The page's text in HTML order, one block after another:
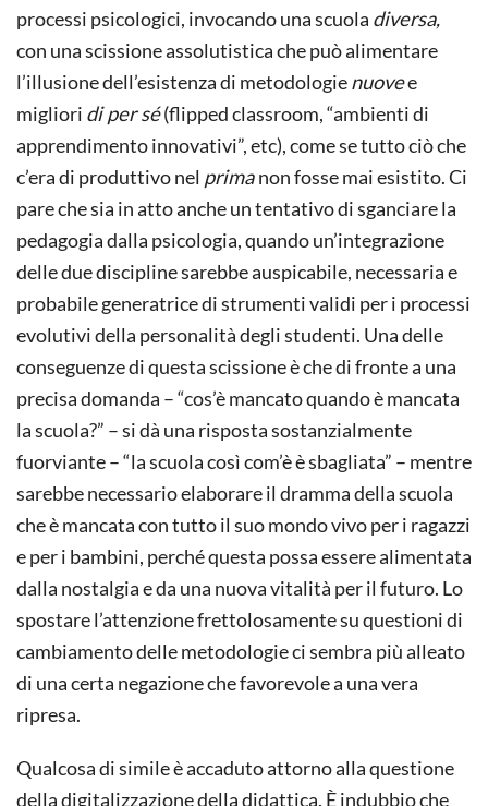
processi psicologici, invocando una scuola diversa,
con una scissione assolutistica che può alimentare
l’illusione dell’esistenza di metodologienuovee
migliori di per sé(flipped classroom, “ambienti di
apprendimento innovativi”, etc), come se tutto ciò che
c’era di produttivo nel primanon fosse mai esistito. Ci
pare che sia in atto anche un tentativo di sganciare la
pedagogia dalla psicologia, quando un’integrazione
delle due discipline sarebbe auspicabile, necessaria e
probabile generatrice di strumenti validi per i processi
evolutivi della personalità degli studenti. Una delle
conseguenze di questa scissione è che di fronte a una
precisa domanda – “cos’è mancato quando è mancata
la scuola?” – si dà una risposta sostanzialmente
fuorviante – “la scuola così com’è è sbagliata” – mentre
sarebbe necessario elaborare il dramma della scuola
che è mancata con tutto il suo mondo vivo per i ragazzi
e per i bambini, perché questa possa essere alimentata
dalla nostalgia e da una nuova vitalità per il futuro. Lo
spostare l’attenzione frettolosamente su questioni di
cambiamento delle metodologie ci sembra più alleato
di una certa negazione che favorevole a una vera
ripresa.
Qualcosa di simile è accaduto attorno alla questione
della digitalizzazione della didattica. È indubbio che